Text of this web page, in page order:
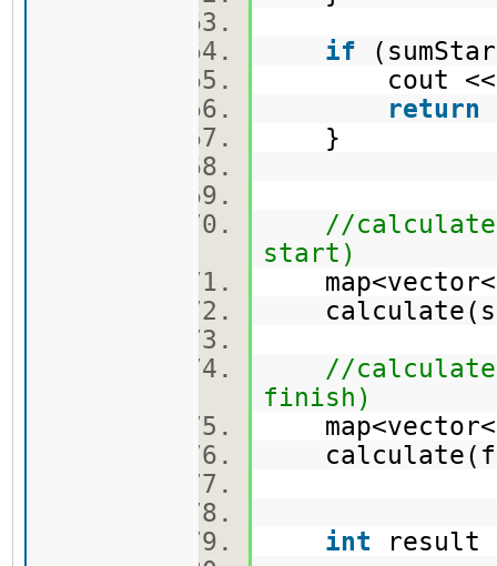
if
cout <<
return
}
//calculate
start)
map<vector<
//calculate
finish)
map<vector<
int result